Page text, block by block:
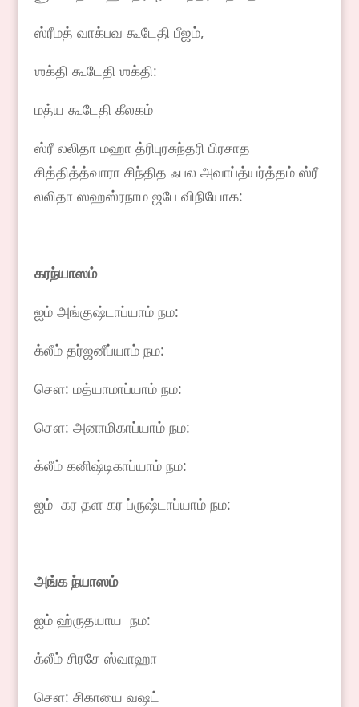
ஸ்ரீமத் வாக்பவ கூடேதி பீஜம்,
ஶக்தி கூடேதி ஶக்தி:
மத்ய கூடேதி கீலகம்
ஸ்ரீ லலிதா மஹா த்ரிபுரசுந்தரி பிரசாத
சித்தித்த்வாரா சிந்தித ஃபல அவாப்த்யர்த்தம் ஸ்ரீ
லலிதா ஸஹஸ்ரநாம ஜபே விநியோக:
கரந்யாஸம்
ஐம் அங்குஷ்டாப்யாம் நம:
க்லீம் தர்ஜனீப்யாம் நம:
சௌ: மத்யாமாப்யாம் நம:
சௌ: அனாமிகாப்யாம் நம:
க்லீம் கனிஷ்டிகாப்யாம் நம:
ஐம் கர தள கர ப்ருஷ்டாப்யாம் நம:
அங்க ந்யாஸம்
ஐம் ஹ்ருதயாய நம:
க்லீம் சிரசே ஸ்வாஹா
சௌ: சிகாயை வஷட்